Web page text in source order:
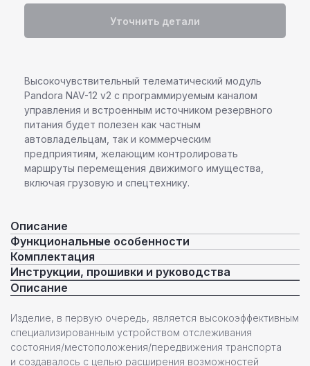
Уточнить детали
Высокочувствительный телематический модуль
Pandora NAV-12 v2 с программируемым каналом
управления и встроенным источником резервного
питания будет полезен как частным
автовладельцам, так и коммерческим
предприятиям, желающим контролировать
маршруты перемещения движимого имущества,
включая грузовую и спецтехнику.
Описание
Функциональные особенности
Комплектация
Инструкции, прошивки и руководства
Описание
Изделие, в первую очередь, является высокоэффективным
специализированным устройством отслеживания
состояния/местоположения/передвижения транспорта
и создавалось с целью расширения возможностей